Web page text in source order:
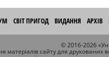
СВІТ ПРИГОД ВИДАННЯ АРХІВ
© 2016-2026
матеріалів сайту для